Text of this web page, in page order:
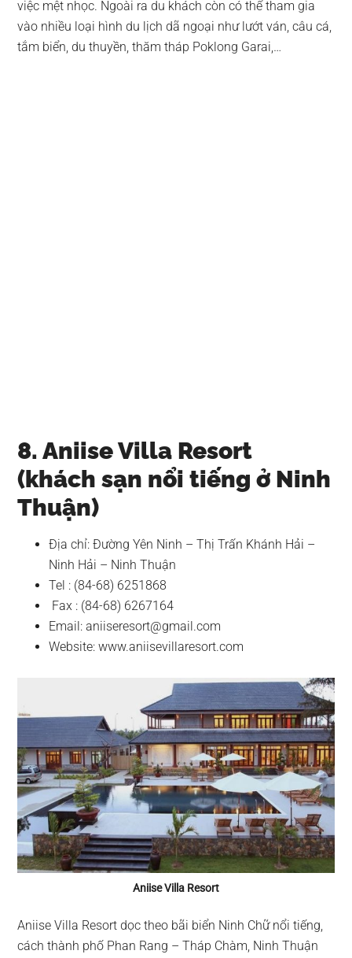
việc mệt nhọc. Ngoài ra du khách còn có thể tham gia
vào nhiều loại hình du lịch dã ngoại như lướt ván, câu cá,
tắm biển, du thuyền, thăm tháp Poklong Garai,…
8. Aniise Villa Resort
(khách sạn nổi tiếng ở Ninh
Thuận)
Địa chỉ: Đường Yên Ninh – Thị Trấn Khánh Hải –
Ninh Hải – Ninh Thuận
Tel : (84-68) 6251868
Fax : (84-68) 6267164
Email:aniiseresort@gmail.com
Website: www.aniisevillaresort.com
Aniise Villa Resort
Aniise Villa Resort dọc theo bãi biển Ninh Chữ nổi tiếng,
cách thành phố Phan Rang – Tháp Chàm, Ninh Thuận